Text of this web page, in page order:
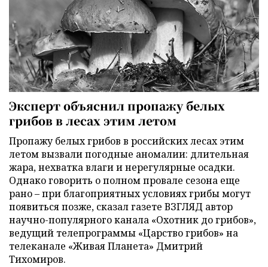
Эксперт объяснил пропажу белых
грибов в лесах этим летом
Пропажу белых грибов в российских лесах этим
летом вызвали погодные аномалии: длительная
жара, нехватка влаги и нерегулярные осадки.
Однако говорить о полном провале сезона еще
рано – при благоприятных условиях грибы могут
появиться позже, сказал газете ВЗГЛЯД автор
научно-популярного канала «Охотник до грибов»,
ведущий телепрограммы «Царство грибов» на
телеканале «Живая Планета» Дмитрий
Тихомиров.